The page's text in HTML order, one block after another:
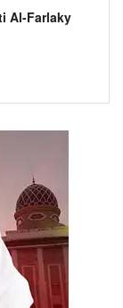
Al-Farlaky